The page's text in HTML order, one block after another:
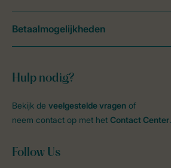
Hulp nodig?
Bekijk de veelgestelde vragen of
neem contact op met het Contact Center.
Follow Us
Betaalmogelijkheden